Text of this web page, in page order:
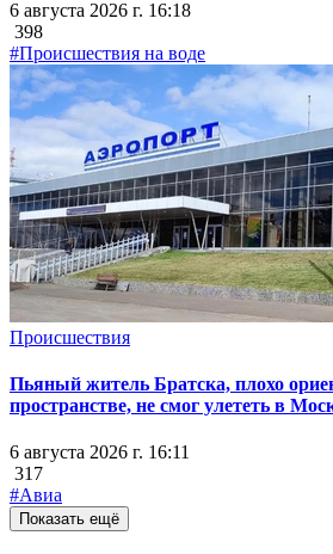
6 августа 2026 г. 16:18
398
#Происшествия на воде
Происшествия
Пьяный житель Братска, плохо
пространстве, не смог улететь в
6 августа 2026 г. 16:11
317
#Авиа
Показать ещё